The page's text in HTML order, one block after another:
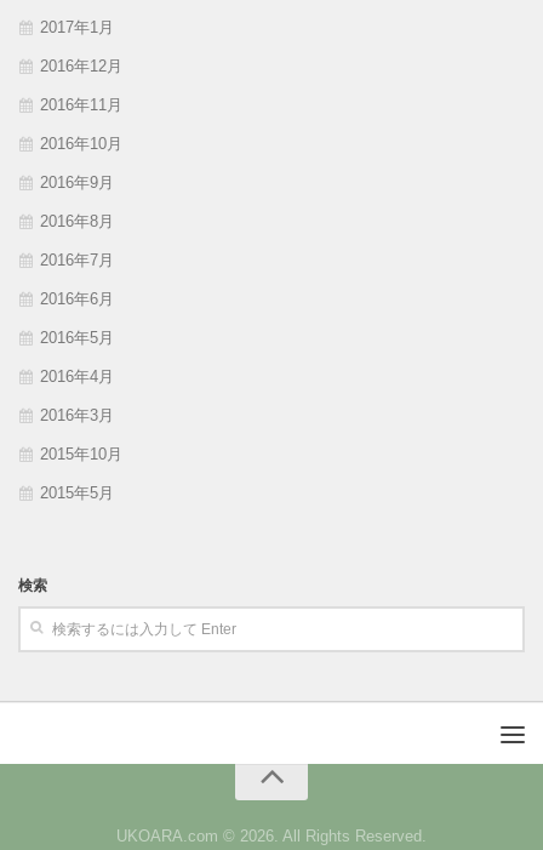
2017年1月
2016年12月
2016年11月
2016年10月
2016年9月
2016年8月
2016年7月
2016年6月
2016年5月
2016年4月
2016年3月
2015年10月
2015年5月
検索
UKOARA.com © 2026. All Rights Reserved.